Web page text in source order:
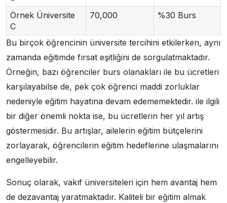
Örnek Üniversite
C
70,000 %30 Burs
Bu birçok öğrencinin üniversite tercihini etkilerken, aynı
zamanda eğitimde fırsat eşitliğini de sorgulatmaktadır.
Örneğin, bazı öğrenciler burs olanakları ile bu ücretleri
karşılayabilse de, pek çok öğrenci maddi zorluklar
nedeniyle eğitim hayatına devam edememektedir. ile ilgili
bir diğer önemli nokta ise, bu ücretlerin her yıl artış
göstermesidir. Bu artışlar, ailelerin eğitim bütçelerini
zorlayarak, öğrencilerin eğitim hedeflerine ulaşmalarını
engelleyebilir.
Sonuç olarak, vakıf üniversiteleri için hem avantaj hem
de dezavantaj yaratmaktadır. Kaliteli bir eğitim almak